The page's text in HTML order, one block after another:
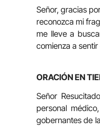
Señor, gracias
reconozca mi
me lleve a
comienza a
ORACIÓN EN
Señor
personal
gobernantes de